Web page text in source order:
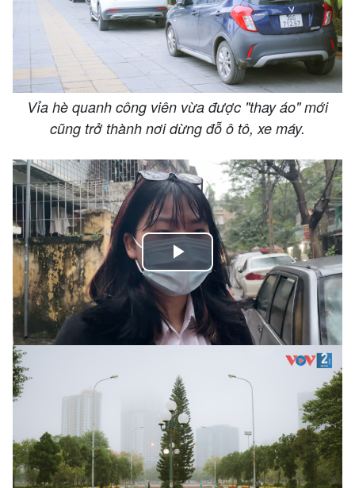
Vỉa hè quanh công viên vừa được "thay áo" mới
cũng trở thành nơi dừng đỗ ô tô, xe máy.
Play
Video